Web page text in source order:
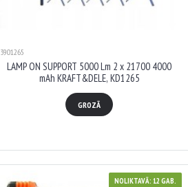
3901265
LAMP ON SUPPORT 5000 Lm 2 x 21700 4000
mAh KRAFT&DELE, KD1265
GROZĀ
NOLIKTAVĀ: 12 GAB.